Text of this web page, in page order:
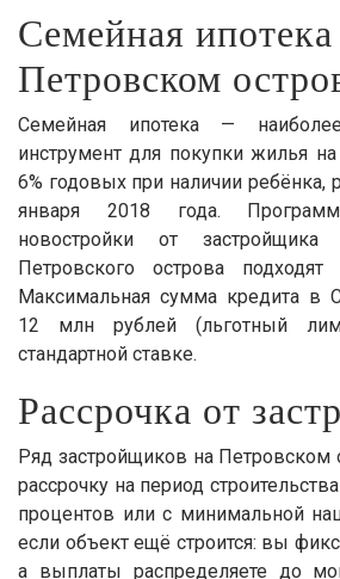
Семейная ипотека
Петровском
Семейная ипотека —
инструмент для покупки жилья
6% годовых при наличии ребёнка,
января 2018 года.
новостройки от
Петровского острова
Максимальная сумма кредита в
12 млн рублей (льготный
стандартной ставке.
Рассрочка от
Ряд застройщиков на Петровском
рассрочку на период
процентов или с минимальной
если объект ещё строится: вы
а выплаты распределяете до